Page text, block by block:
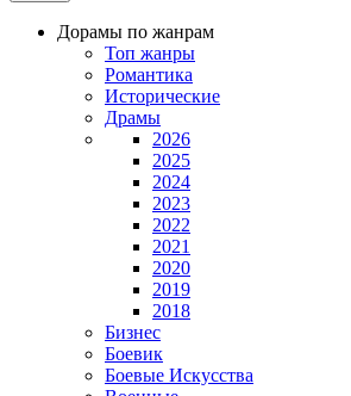
Дорамы по жанрам
Топ жанры
Романтика
Исторические
Драмы
2026
2025
2024
2023
2022
2021
2020
2019
2018
Бизнес
Боевик
Боевые Искусства